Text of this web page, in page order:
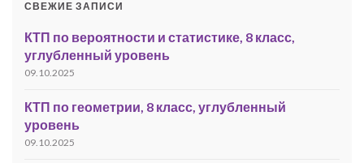
СВЕЖИЕ ЗАПИСИ
КТП по вероятности и статистике, 8 класс,
углубленный уровень
09.10.2025
КТП по геометрии, 8 класс, углубленный
уровень
09.10.2025